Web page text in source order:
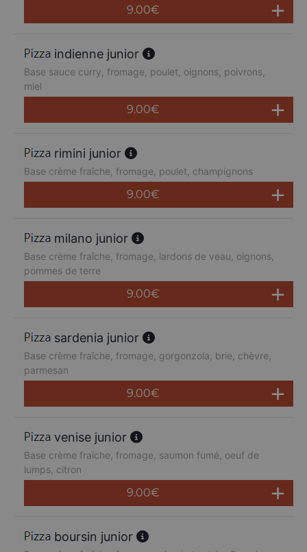
9.00€
indienne junior
Base sauce curry, fromage, poulet, oignons, poivrons,
miel
9.00€
rimini junior
Base crème fraîche, fromage, poulet, champignons
9.00€
milano junior
Base crème fraîche, fromage, lardons de veau, oignons,
pommes de terre
9.00€
sardenia junior
Base crème fraîche, fromage, gorgonzola, brie, chèvre,
parmesan
9.00€
venise junior
Base crème fraîche, fromage, saumon fumé, oeuf de
lumps, citron
9.00€
boursin junior